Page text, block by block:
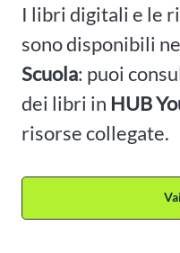
I libri digitali e le
sono disponibili
Scuola: puoi
dei libri in HUB
risorse collegate.